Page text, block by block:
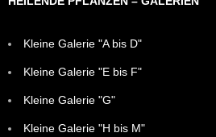
Kleine Galerie "A bis D"
Kleine Galerie "E bis F"
Kleine Galerie "G"
Kleine Galerie "H bis M"